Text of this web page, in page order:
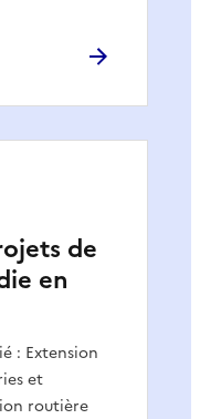
de
en
: Extension
et
routière